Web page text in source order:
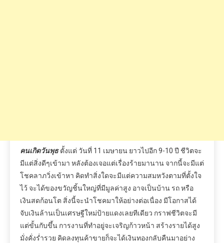
คนเกิดวันพุธตั้งแต่ วันที่ 11 เมษายน ยาวไปอีก9-10 ปี ชีวิตจะ
มีแต่สิ่งดีๆเข้ามา หลังต้องเจอแต่เรื่องร้ายมานาน จากนี้จะมีแต่
โชคลาภวิ่งเข้าหา คิดทำสิ่งใดจะมีแต่ความสมหวังตามที่ตั้งใจ
ไว้ จะได้ของขวัญชิ้นใหญ่ที่มีมูลค่าสูง อาจเป็นบ้าน รถหรือ
เงินสดก้อนโต สิ่งนี้จะนำโชคมาให้อย่างต่อเนื่อง มีโอกาสได้
จับเงินล้านเป็นเศรษฐีใหม่ป้ายแดงเลยทีเดียว กราฟชีวิตจะมี
แต่ขั้นกับขึ้น การงานที่ทำอยู่จะเจริญก้าวหน้า สร้างรายได้สูง
มั่งคั่งร่ำรวย คิดลงทุนค้าขายก็จะได้เงินทองกลับคืนมาอย่าง